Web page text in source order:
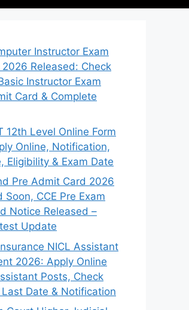
Instructor Exam
Released: Check
Instructor Exam
Card & Complete
12th Level Online Form
Online, Notification,
Eligibility & Exam Date
Pre Admit Card 2026
Soon, CCE Pre Exam
Notice Released –
Update
NICL Assistant
2026: Apply Online
Posts, Check
Date & Notification